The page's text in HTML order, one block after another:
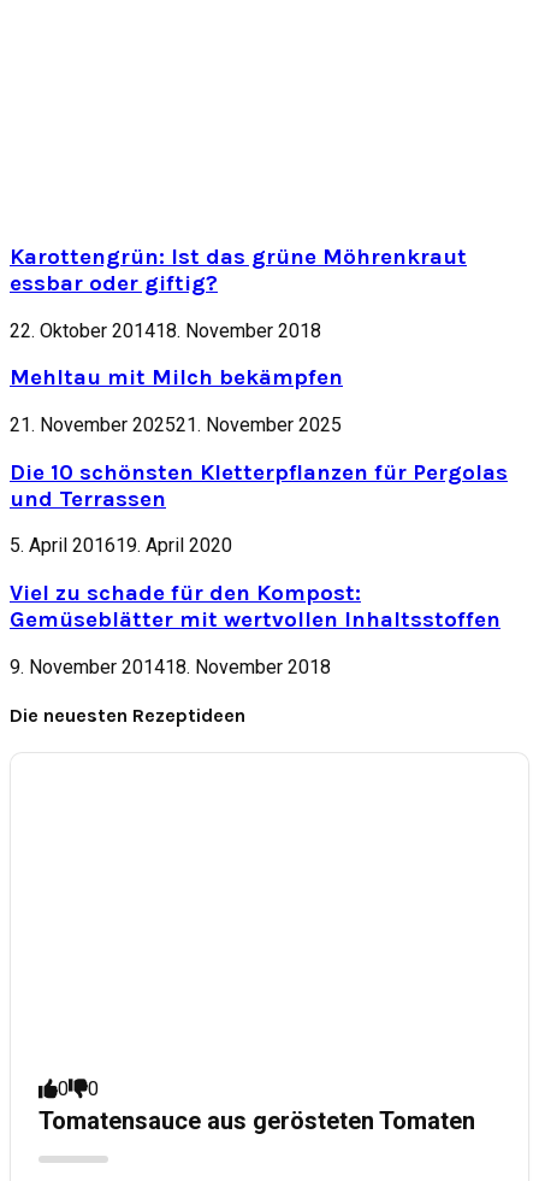
Karottengrün: Ist das grüne Möhrenkraut
essbar oder giftig?
22. Oktober 201418. November 2018
Mehltau mit Milch bekämpfen
21. November 202521. November 2025
Die 10 schönsten Kletterpflanzen für Pergolas
und Terrassen
5. April 201619. April 2020
Viel zu schade für den Kompost:
Gemüseblätter mit wertvollen Inhaltsstoffen
9. November 201418. November 2018
Die neuesten Rezeptideen
0 0
Tomatensauce aus gerösteten Tomaten